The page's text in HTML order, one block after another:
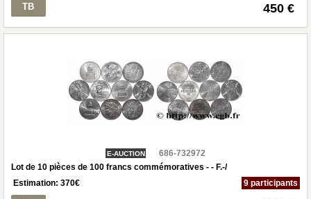
TB 450 €
E-AUCTION
686-732972
Lot de 10 pièces de 100 francs commémoratives - - F.-/
Estimation: 370€ 9 participants